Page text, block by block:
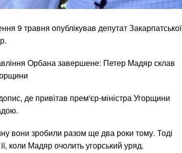
9 травня опублікував депутат Закарпатської
Орбана завершене: Петер Мадяр склав
де привітав прем'єр-міністра Угорщини
вони зробили разом ще два роки тому. Тоді
коли Мадяр очолить угорський уряд.